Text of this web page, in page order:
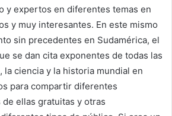
y expertos en diferentes temas en
y muy interesantes. En este mismo
sin precedentes en Sudamérica, el
se dan cita exponentes de todas las
ciencia y la historia mundial en
para compartir diferentes
ellas gratuitas y otras